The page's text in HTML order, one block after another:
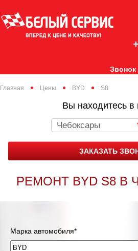
Звонок
Главная Цены BYD S8
Вы находитесь в
Чебоксары
ЗАКАЗАТЬ
РЕМОНТ BYD S8 В
Марка автомобиля*